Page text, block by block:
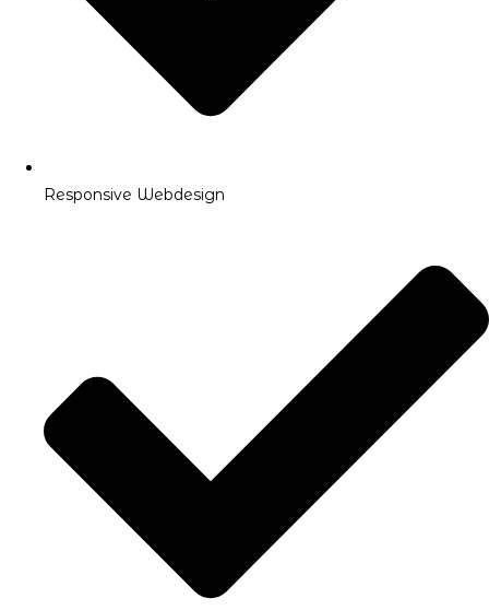
Responsive Webdesign